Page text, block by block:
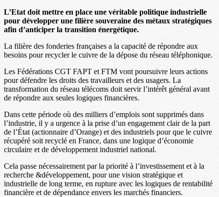
L’Etat doit mettre en place une véritable politique industrielle
pour développer une filière souveraine des métaux stratégiques
afin d’anticiper la transition énergétique.
La filière des fonderies françaises a la capacité de répondre aux
besoins pour recycler le cuivre de la dépose du réseau téléphonique.
Les Fédérations CGT FAPT et FTM vont poursuivre leurs actions
pour défendre les droits des travailleurs et des usagers. La
transformation du réseau télécoms doit servir l’intérêt général avant
de répondre aux seules logiques financières.
Dans cette période où des milliers d’emplois sont supprimés dans
l’industrie, il y a urgence à la prise d’un engagement clair de la part
de l’État (actionnaire d’Orange) et des industriels pour que le cuivre
récupéré soit recyclé en France, dans une logique d’économie
circulaire et de développement industriel national.
Cela passe nécessairement par la priorité à l’investissement et à la
recherche &développement, pour une vision stratégique et
industrielle de long terme, en rupture avec les logiques de rentabilité
financière et de dépendance envers les marchés financiers.